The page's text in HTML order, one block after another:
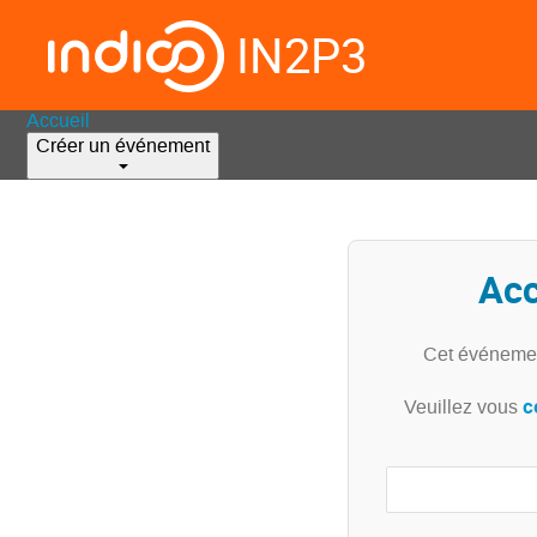
IN2P3
Accueil
Créer un événement
Cet
Veuillez vous